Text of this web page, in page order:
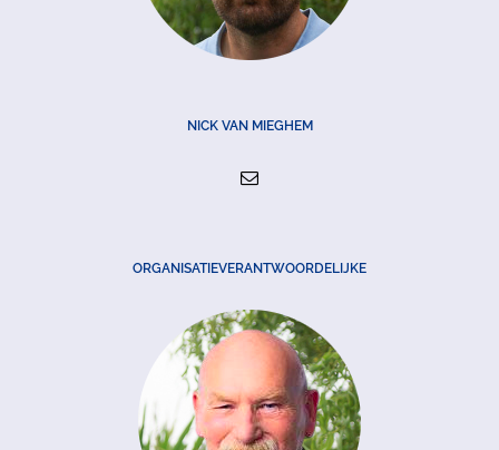
NICK VAN MIEGHEM
ORGANISATIEVERANTWOORDELIJKE